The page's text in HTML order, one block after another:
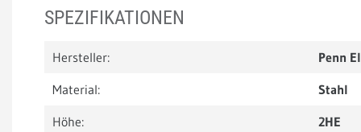
SPEZIFIKATIONEN
Hersteller:
Penn
Material:
Stahl
Höhe:
2HE